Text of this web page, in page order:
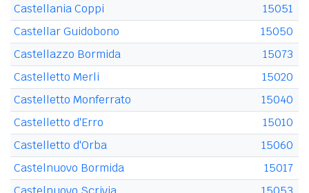
Castellania Coppi
15051
Castellar Guidobono
15050
Castellazzo Bormida
15073
Castelletto Merli
15020
Castelletto Monferrato
15040
Castelletto d'Erro
15010
Castelletto d'Orba
15060
Castelnuovo Bormida
15017